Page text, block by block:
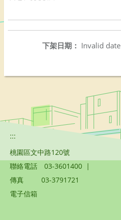
下架日期： Invalid date
:::
桃園區文中路120號
聯絡電話
03-3601400 |
傳真
03-3791721
電子信箱